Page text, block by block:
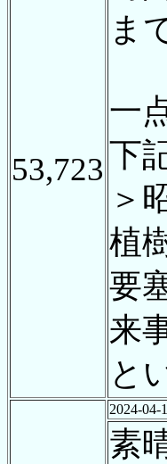
53,723
ま
一
下
＞
植
要
来
と
2024-04-
素